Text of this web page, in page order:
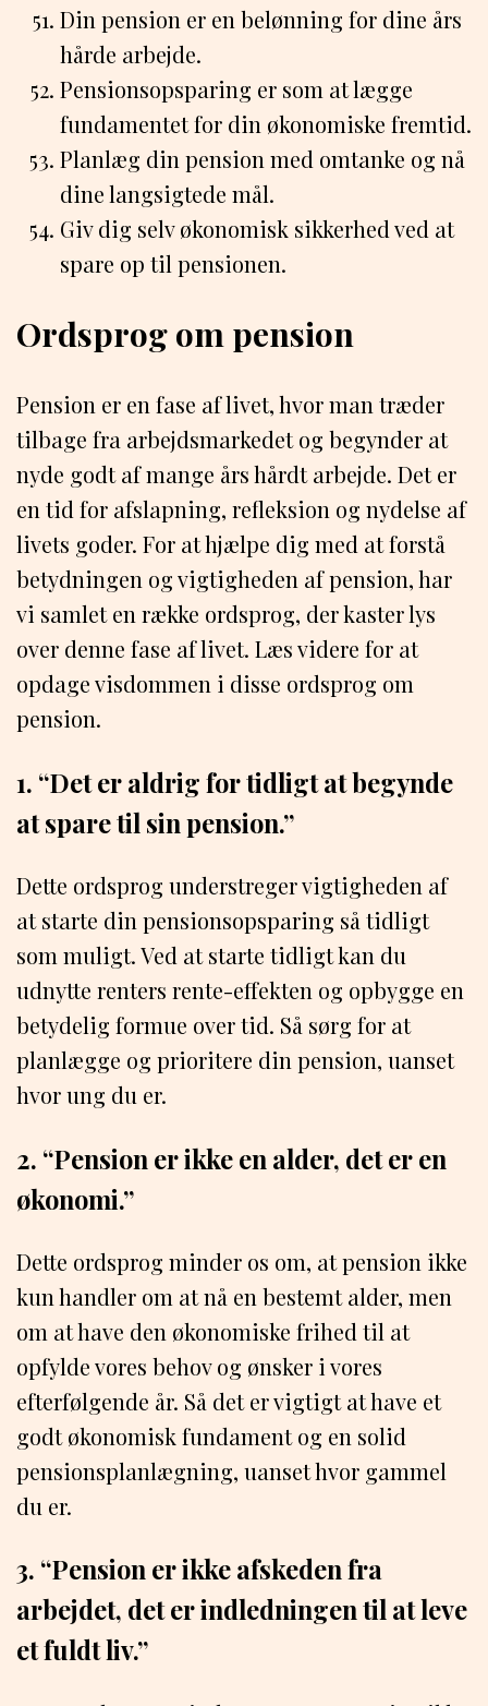
Din pension er en belønning for dine års
hårde arbejde.
Pensionsopsparing er som at lægge
fundamentet for din økonomiske fremtid.
Planlæg din pension med omtanke og nå
dine langsigtede mål.
Giv dig selv økonomisk sikkerhed ved at
spare op til pensionen.
Ordsprog om pension
Pension er en fase af livet, hvor man træder
tilbage fra arbejdsmarkedet og begynder at
nyde godt af mange års hårdt arbejde. Det er
en tid for afslapning, refleksion og nydelse af
livets goder. For at hjælpe dig med at forstå
betydningen og vigtigheden af pension, har
vi samlet en række ordsprog, der kaster lys
over denne fase af livet. Læs videre for at
opdage visdommen i disse ordsprog om
pension.
1. “Det er aldrig for tidligt at begynde
at spare til sin pension.”
Dette ordsprog understreger vigtigheden af
at starte din pensionsopsparing så tidligt
som muligt. Ved at starte tidligt kan du
udnytte renters rente-effekten og opbygge en
betydelig formue over tid. Så sørg for at
planlægge og prioritere din pension, uanset
hvor ung du er.
2. “Pension er ikke en alder, det er en
økonomi.”
Dette ordsprog minder os om, at pension ikke
kun handler om at nå en bestemt alder, men
om at have den økonomiske frihed til at
opfylde vores behov og ønsker i vores
efterfølgende år. Så det er vigtigt at have et
godt økonomisk fundament og en solid
pensionsplanlægning, uanset hvor gammel
du er.
3. “Pension er ikke afskeden fra
arbejdet, det er indledningen til at leve
et fuldt liv.”